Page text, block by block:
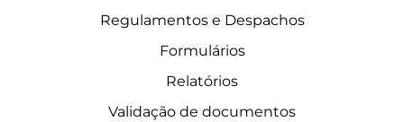
Regulamentos e Despachos
Formulários
Relatórios
Validação de documentos